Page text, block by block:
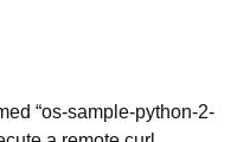
“os-sample-python-2-